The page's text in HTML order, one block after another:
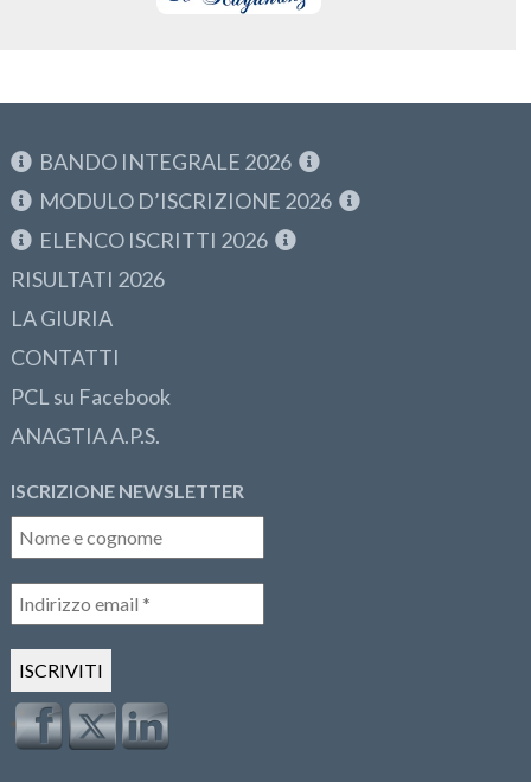
BANDO INTEGRALE 2026
MODULO D’ISCRIZIONE 2026
ELENCO ISCRITTI 2026
RISULTATI 2026
LA GIURIA
CONTATTI
PCL su Facebook
ANAGTIA A.P.S.
ISCRIZIONE NEWSLETTER